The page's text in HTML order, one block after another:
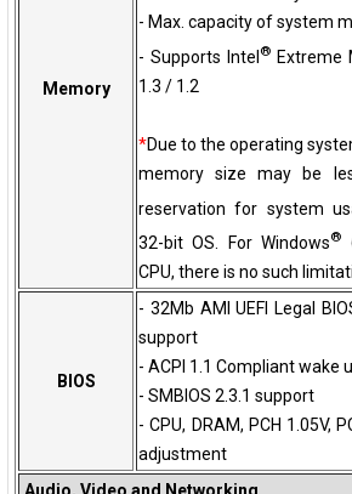
Memory
- Max. capacity of system
- Supports Intel ® Extreme
1.3 / 1.2
*Due to the operating
memory size may be
reservation for system
32-bit OS. For Windows®
CPU, there is no such
BIOS
- 32Mb AMI UEFI Legal
support
- ACPI 1.1 Compliant wake
- SMBIOS 2.3.1 support
- CPU, DRAM, PCH 1.05V,
adjustment